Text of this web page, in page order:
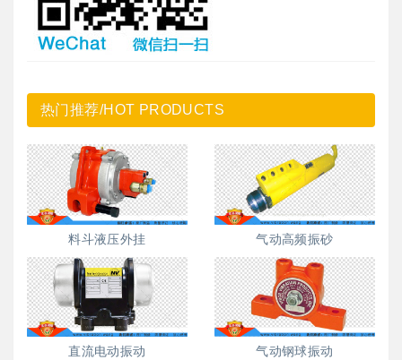
热门推荐/HOT PRODUCTS
料斗液压外挂 气动高频振砂
直流电动振动 气动钢球振动